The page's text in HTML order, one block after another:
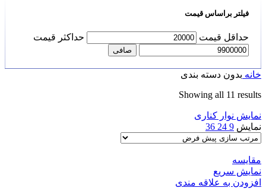
فیلتر براساس قیمت
حداقل قیمت حداكثر قيمت
صافی
خانه بدون دسته بندی
Showing all 11 results
نمایش نوار کناری
نمایش 9
24
36
مقايسه
نمایش سریع
افزودن به علاقه مندی